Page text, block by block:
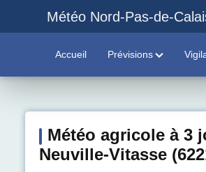
Météo Nord-Pas-de-
Accueil Prévisions
Météo agricole à 3
Neuville-Vitasse